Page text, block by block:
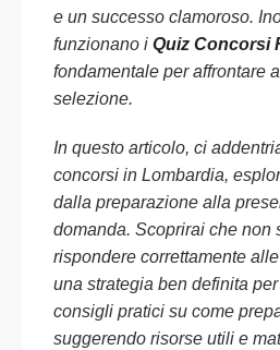
e un successo clamoroso.
funzionano i Quiz Concorsi
fondamentale per affrontare
selezione.
In questo articolo, ci
concorsi in Lombardia,
dalla preparazione alla
domanda. Scoprirai che non
rispondere correttamente
una strategia ben definita
consigli pratici su come
suggerendo risorse utili e